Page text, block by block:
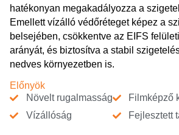
hatékonyan megakadályozza a
Emellett vízálló védőréteget képez a
belsejében, csökkentve az EIFS
arányát, és biztosítva a stabil
nedves környezetben is.
Előnyök
Növelt rugalmasság
Vízállóság
Filmképző
Fejlesztett